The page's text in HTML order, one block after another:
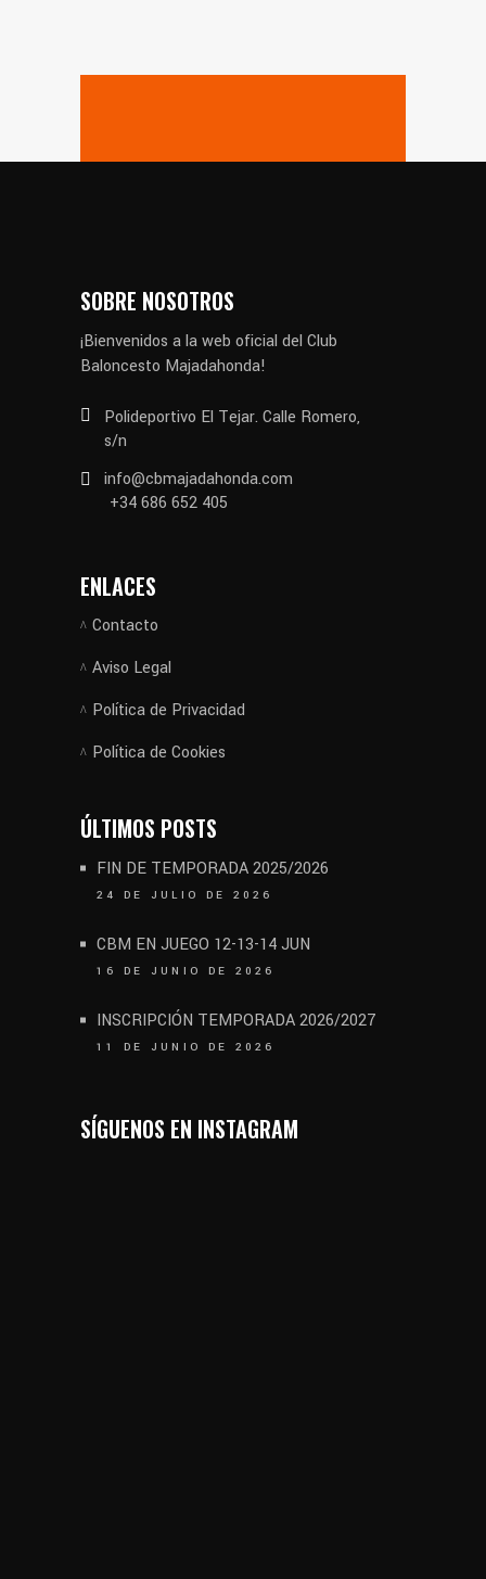
SOBRE NOSOTROS
¡Bienvenidos a la web oficial del Club
Baloncesto Majadahonda!
Polideportivo El Tejar. Calle Romero,
s/n
info@cbmajadahonda.com
+34 686 652 405
ENLACES
Contacto
Aviso Legal
Política de Privacidad
Política de Cookies
ÚLTIMOS POSTS
FIN DE TEMPORADA 2025/2026
24 DE JULIO DE 2026
CBM EN JUEGO 12-13-14 JUN
16 DE JUNIO DE 2026
INSCRIPCIÓN TEMPORADA 2026/2027
11 DE JUNIO DE 2026
SÍGUENOS EN INSTAGRAM